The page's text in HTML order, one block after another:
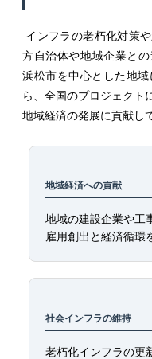
インフラの老朽化対策
方自治体や地域企業との
浜松市を中心とした地
ら、全国のプロジェクト
地域経済の発展に貢献し
地域経済への貢献
地域の建設企業や工
雇用創出と経済循環
社会インフラの維持
老朽化インフラの更